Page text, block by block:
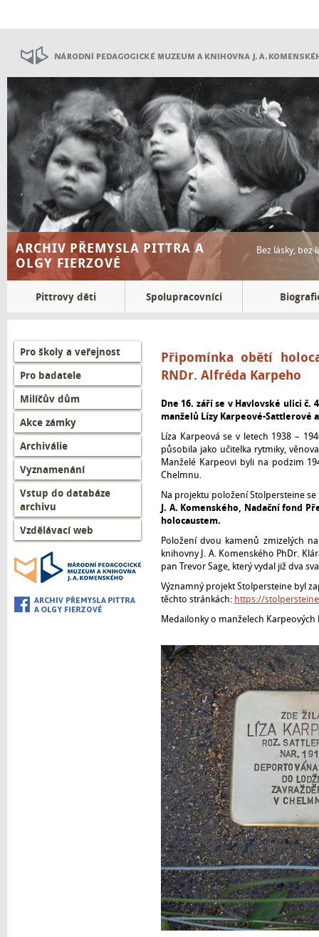
hlavnímu
ARCHIV PŘEMYSLA PITTRA A
OLGY FIERZOVÉ
Bez lásky, bez
Pittrovy děti Spolupracovníci
Left
menu
CZ
Pro školy a veřejnost
Pro badatele
Milíčův dům
Akce zámky
Archiválie
Vyznamenání
Vstup do databáze
archivu
Vzdělávací web
Připomínka obětí
RNDr. Alfréda Karpeho
Dne 16. září se v Havlovské ulici
manželů Lízy Karpeové-Sattlerové
Líza Karpeová se v letech 1938 –
působila jako učitelka rytmiky,
Manželé Karpeovi byli na podzim
Chelmnu.
Na projektu položení Stolpersteine
J. A. Komenského, Nadační fond
holocaustem.
Položení dvou kamenů zmizelých
knihovny J. A. Komenského PhDr.
pan Trevor Sage, který vydal již dva
Významný projekt Stolpersteine byl
těchto stránkách: https://
Medailonky o manželech